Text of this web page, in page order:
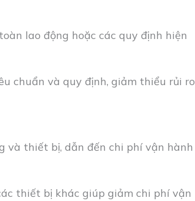
lao động hoặc các quy định hiện
chuẩn và quy định, giảm thiểu rủi ro
và thiết bị, dẫn đến chi phí vận hành
thiết bị khác giúp giảm chi phí vận